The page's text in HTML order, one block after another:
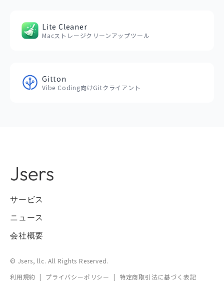
Lite Cleaner
Macストレージクリーンアップツール
Gitton
Vibe Coding向けGitクライアント
サービス
ニュース
会社概要
© Jsers, llc. All Rights Reserved.
利用規約
| プライバシーポリシー | 特定商取引法に基づく表記